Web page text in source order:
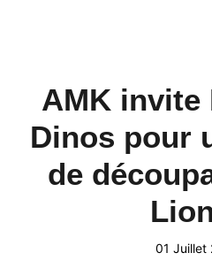
AMK invite
Dinos pour
de
01 Juillet